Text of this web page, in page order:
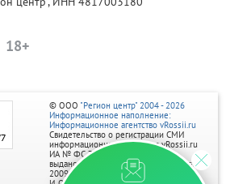
© ООО "Регион центр" 2004 - 2026
Информационное наполнение:
Информационное агентство vRossii.ru
Свидетельство о регистрации СМИ
информационного агентства vRossii.ru
ИА № ФС 77‑35502
выдано РОСКОМНАДЗОРом 04 марта
2009г.